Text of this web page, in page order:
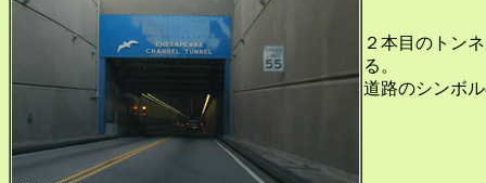
２本目のトン
る。
道路のシンボ